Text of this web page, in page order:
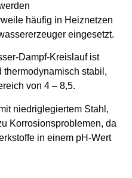
häufig in Heiznetzen
eingesetzt.
Dampf-Kreislauf ist
stabil,
von 4 – 8,5.
niedriglegiertem Stahl,
Korrosionsproblemen, da
in einem pH-Wert